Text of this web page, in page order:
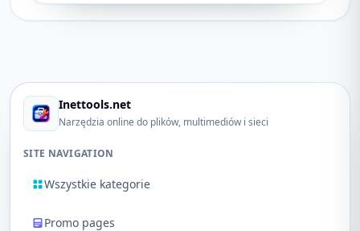
Inettools.net
Narzędzia online do plików, multimediów i sieci
SITE NAVIGATION
Wszystkie kategorie
Promo pages